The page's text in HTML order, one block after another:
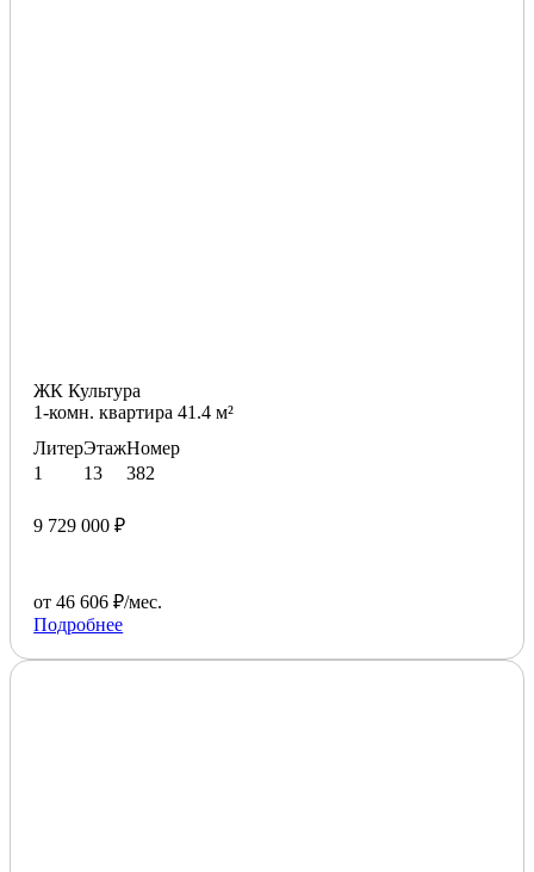
ЖК Культура
1-комн. квартира 41.4 м²
Литер
1
Этаж
13
Номер
382
9 729 000 ₽
от 46 606 ₽/мес.
Подробнее